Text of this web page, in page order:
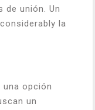
de unión. Un
la
una opción
un